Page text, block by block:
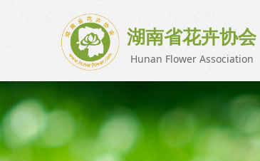
湖南省花卉协会
Hunan Flower Association